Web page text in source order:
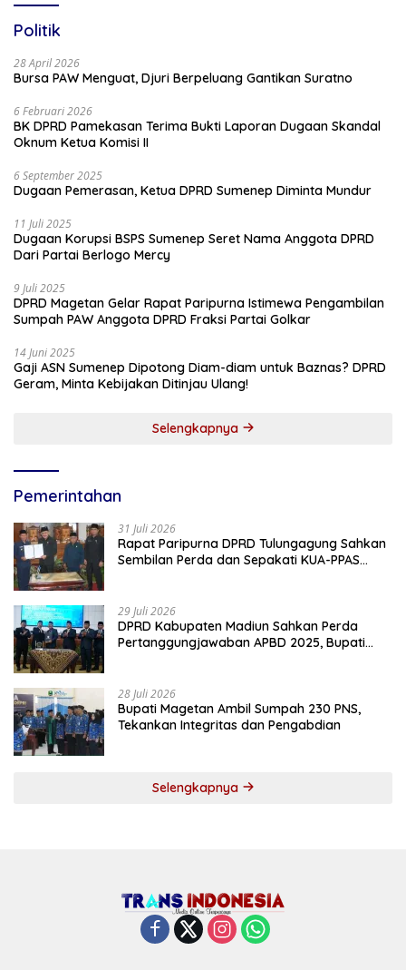
Politik
28 April 2026
Bursa PAW Menguat, Djuri Berpeluang Gantikan Suratno
6 Februari 2026
BK DPRD Pamekasan Terima Bukti Laporan Dugaan Skandal
Oknum Ketua Komisi II
6 September 2025
Dugaan Pemerasan, Ketua DPRD Sumenep Diminta Mundur
11 Juli 2025
Dugaan Korupsi BSPS Sumenep Seret Nama Anggota DPRD
Dari Partai Berlogo Mercy
9 Juli 2025
DPRD Magetan Gelar Rapat Paripurna Istimewa Pengambilan
Sumpah PAW Anggota DPRD Fraksi Partai Golkar
14 Juni 2025
Gaji ASN Sumenep Dipotong Diam-diam untuk Baznas? DPRD
Geram, Minta Kebijakan Ditinjau Ulang!
Selengkapnya
Pemerintahan
31 Juli 2026
Rapat Paripurna DPRD Tulungagung Sahkan
Sembilan Perda dan Sepakati KUA-PPAS
29 Juli 2026
DPRD Kabupaten Madiun Sahkan Perda
Pertanggungjawaban APBD 2025, Bupati
28 Juli 2026
Bupati Magetan Ambil Sumpah 230 PNS,
Tekankan Integritas dan Pengabdian
Selengkapnya